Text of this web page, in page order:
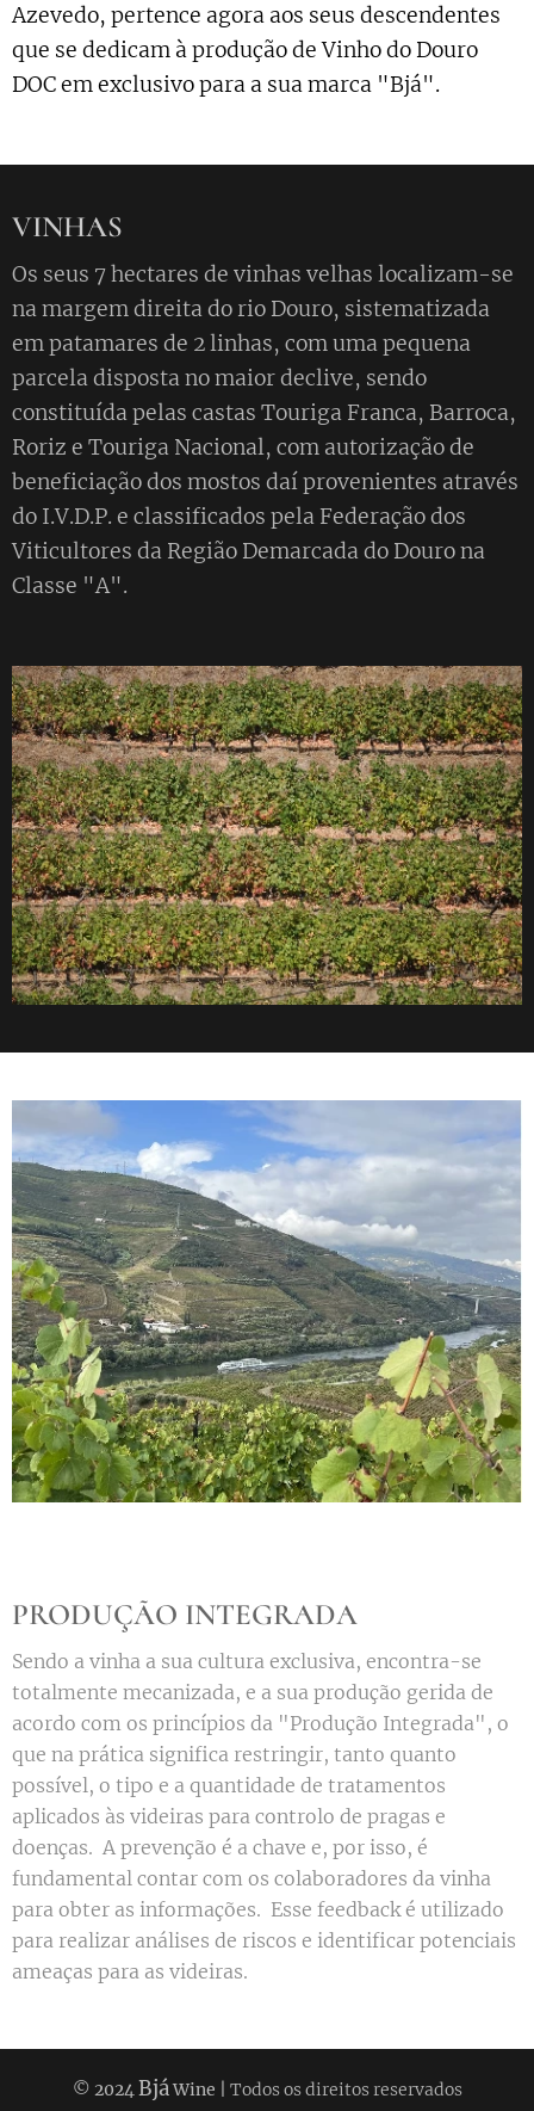
Azevedo, pertence agora aos seus descendentes
que se dedicam à produção de Vinho do Douro
DOC em exclusivo para a sua marca "Bjá".
VINHAS
Os seus 7 hectares de vinhas velhas localizam-se
na margem direita do rio Douro, sistematizada
em patamares de 2 linhas, com uma pequena
parcela disposta no maior declive, sendo
constituída pelas castas Touriga Franca, Barroca,
Roriz e Touriga Nacional, com autorização de
beneficiação dos mostos daí provenientes através
do I.V.D.P. e classificados pela Federação dos
Viticultores da Região Demarcada do Douro na
Classe "A".
PRODUÇÃO INTEGRADA
Sendo a vinha a sua cultura exclusiva, encontra-se
totalmente mecanizada, e a sua produção gerida de
acordo com os princípios da "Produção Integrada", o
que na prática significa restringir, tanto quanto
possível, o tipo e a quantidade de tratamentos
aplicados às videiras para controlo de pragas e
doenças. A prevenção é a chave e, por isso, é
fundamental contar com os colaboradores da vinha
para obter as informações. Esse feedback é utilizado
para realizar análises de riscos e identificar potenciais
ameaças para as videiras.
© 2024BjáWine | Todos os direitos reservados